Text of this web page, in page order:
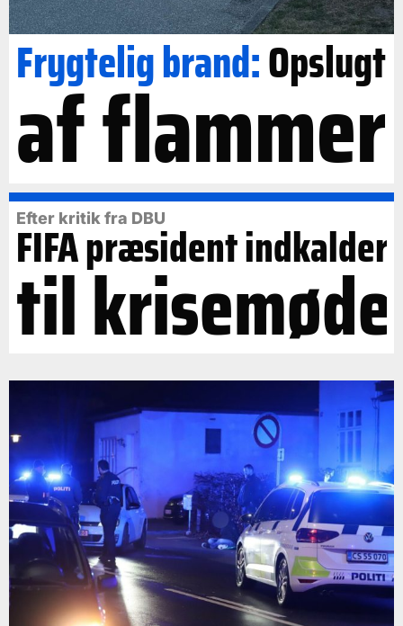
Frygtelig brand:Opslugt
af flammer
Efter kritik fra DBU
FIFA præsident indkalder
til krisemøde